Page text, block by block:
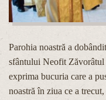
Parohia noastră a
sfântului Neofit
exprima bucuria care a
noastră în ziua ce a